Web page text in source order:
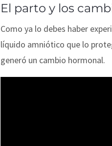
El parto y los
Como ya lo debes haber
líquido amniótico que lo
generó un cambio hormonal.